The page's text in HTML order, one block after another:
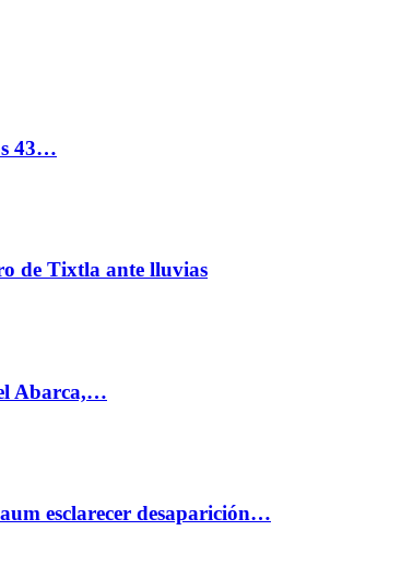
43…
de Tixtla ante lluvias
Abarca,…
esclarecer desaparición…